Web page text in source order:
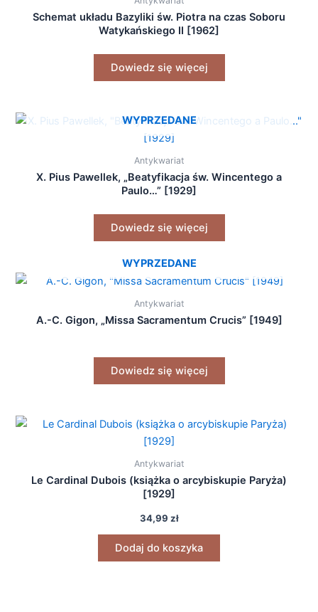
Schemat układu Bazyliki św. Piotra na czas Soboru
Watykańskiego II [1962]
Dowiedz się więcej
WYPRZEDANE
Antykwariat
X. Pius Pawellek, „Beatyfikacja św. Wincentego a
Paulo…” [1929]
Dowiedz się więcej
WYPRZEDANE
Antykwariat
A.-C. Gigon, „Missa Sacramentum Crucis” [1949]
Dowiedz się więcej
Antykwariat
Le Cardinal Dubois (książka o arcybiskupie Paryża)
[1929]
34,99 zł
Dodaj do koszyka